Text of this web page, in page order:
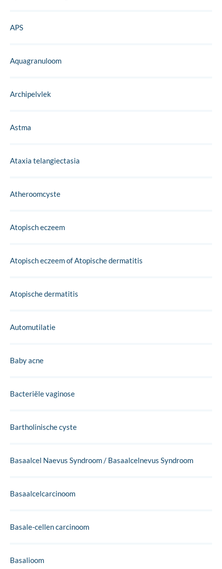
APS
Aquagranuloom
Archipelvlek
Astma
Ataxia telangiectasia
Atheroomcyste
Atopisch eczeem
Atopisch eczeem of Atopische dermatitis
Atopische dermatitis
Automutilatie
Baby acne
Bacteriële vaginose
Bartholinische cyste
Basaalcel Naevus Syndroom / Basaalcelnevus Syndroom
Basaalcelcarcinoom
Basale-cellen carcinoom
Basalioom